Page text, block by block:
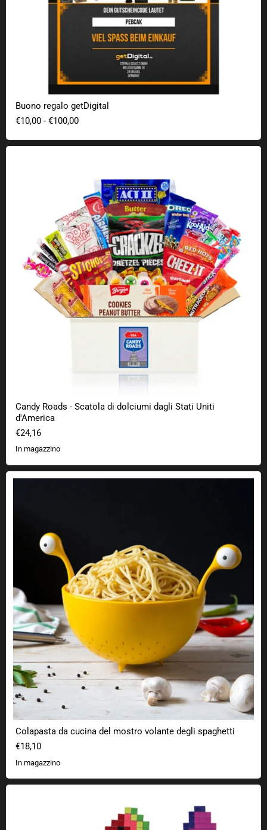
Buono regalo getDigital
€10,00 - €100,00
Candy Roads - Scatola di dolciumi dagli Stati Uniti
d'America
€24,16
In magazzino
Colapasta da cucina del mostro volante degli spaghetti
€18,10
In magazzino